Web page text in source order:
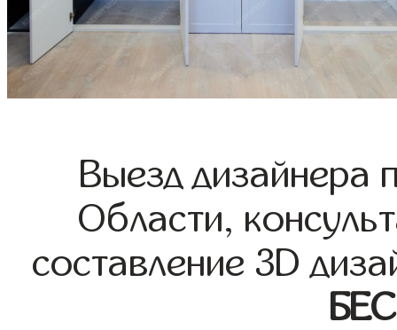
Выезд дизайнера
Области,
составление 3D